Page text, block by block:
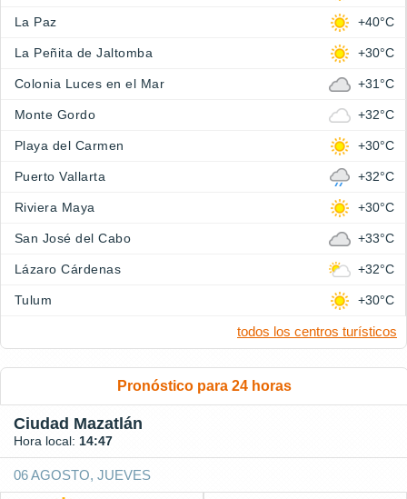
La Paz +40°C
La Peñita de Jaltomba +30°C
Colonia Luces en el Mar +31°C
Monte Gordo +32°C
Playa del Carmen +30°C
Puerto Vallarta +32°C
Riviera Maya +30°C
San José del Cabo +33°C
Lázaro Cárdenas +32°C
Tulum +30°C
todos los centros turísticos
Pronóstico para 24 horas
Ciudad Mazatlán
Hora local: 14:47
06 AGOSTO, JUEVES